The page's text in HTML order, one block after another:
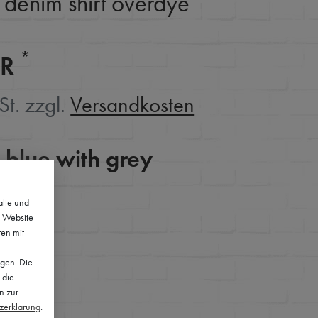
*
zzgl.Versandkosten
with grey
und
mit
Die
zur
.